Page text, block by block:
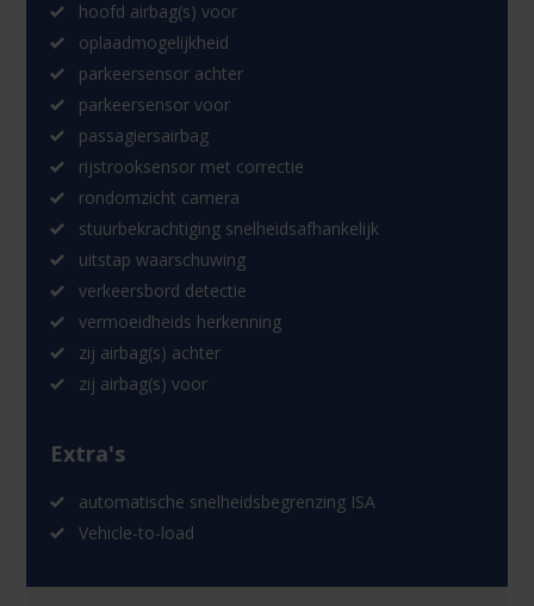
hoofd airbag(s) voor
oplaadmogelijkheid
parkeersensor achter
parkeersensor voor
passagiersairbag
rijstrooksensor met correctie
rondomzicht camera
stuurbekrachtiging snelheidsafhankelijk
uitstap waarschuwing
verkeersbord detectie
vermoeidheids herkenning
zij airbag(s) achter
zij airbag(s) voor
Extra's
automatische snelheidsbegrenzing ISA
Vehicle-to-load